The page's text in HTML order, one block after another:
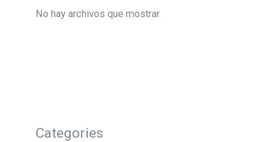
No hay archivos que mostrar.
Categories